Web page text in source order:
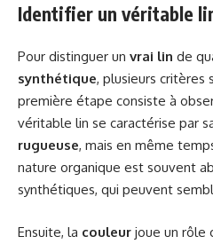
Identifier un véritable
Pour distinguer un vrai lin de
synthétique, plusieurs critères
première étape consiste à
véritable lin se caractérise par
rugueuse, mais en même
nature organique est souvent
synthétiques, qui peuvent
Ensuite, la couleur joue un rôle